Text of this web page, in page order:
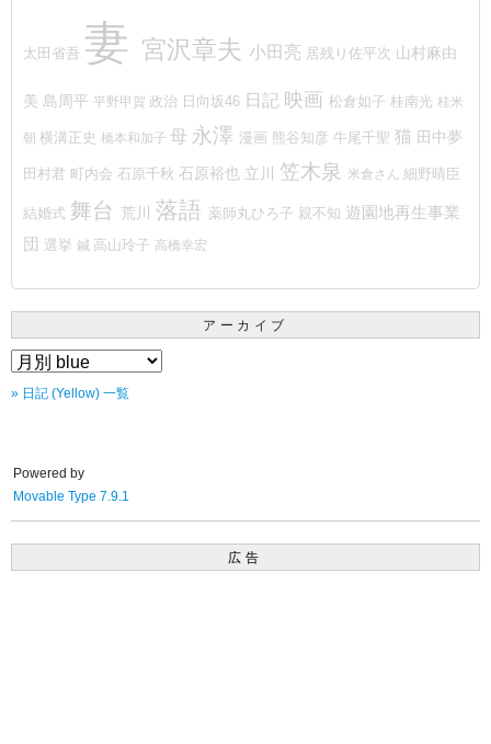
太田省吾 妻 宮沢章夫 小田亮 居残り佐平次 山村麻由
美 島周平 平野甲賀 政治 日向坂46 日記 映画 松倉如子 桂南光 桂米
朝 横溝正史 橋本和加子 母 永澤 漫画 熊谷知彦 牛尾千聖 猫 田中夢
田村君 町内会 石原千秋 石原裕也 立川 笠木泉 米倉さん 細野晴臣
結婚式 舞台 荒川 落語 薬師丸ひろ子 親不知 遊園地再生事業
団 選挙 鍼 高山玲子 高橋幸宏
アーカイブ
» 日記 (Yellow) 一覧
Powered by
Movable Type 7.9.1
広告